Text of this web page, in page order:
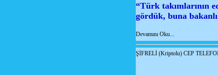
“Türk takımlarının
gördük, buna
Devamını Oku...
ŞİFRELİ (Kriptolu) CEP